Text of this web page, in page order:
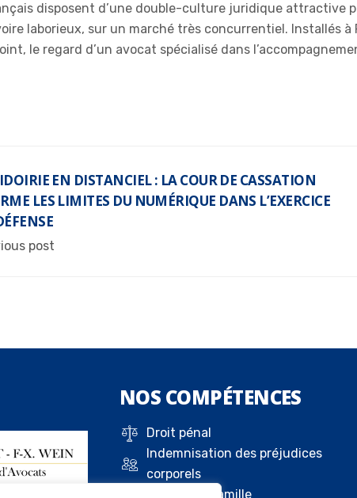
disposent d’une double-culture juridique attractive
laborieux, sur un marché très concurrentiel. Installés
le regard d’un avocat spécialisé dans
EN DISTANCIEL : LA COUR DE CASSATION
LES LIMITES DU NUMÉRIQUE DANS L’EXERCICE
post
NOS COMPÉTENCES
Droit pénal
Indemnisation des préjudices
corporels
Droit de la famille